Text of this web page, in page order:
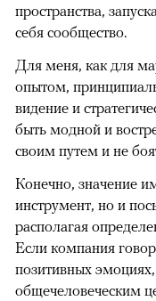
пространства,
себя сообщество.
Для меня, как для
опытом,
видение и
быть модной и
своим путем и не
Конечно, значение
инструмент, но и
располагая
Если компания
позитивных
общечеловеческим